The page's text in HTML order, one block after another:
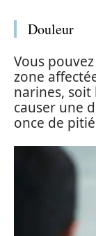
Douleur
Vous
zone
narines,
causer une
once de